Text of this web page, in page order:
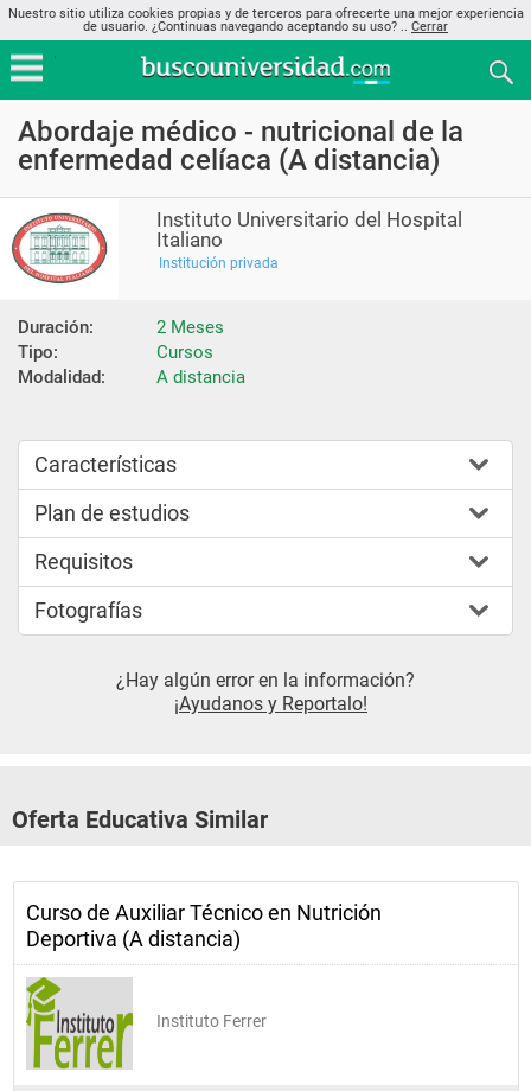
Nuestro sitio utiliza cookies propias y de terceros para ofrecerte una mejor experiencia
de usuario. ¿Continuas navegando aceptando su uso? .. Cerrar
Abordaje médico - nutricional de la
enfermedad celíaca (A distancia)
Instituto Universitario del Hospital
Italiano
Institución privada
Duración:
2 Meses
Tipo:
Cursos
Modalidad:
A distancia
Características
Plan de estudios
Requisitos
Fotografías
¿Hay algún error en la información?
¡Ayudanos y Reportalo!
Oferta Educativa Similar
Curso de Auxiliar Técnico en Nutrición
Deportiva (A distancia)
Instituto Ferrer